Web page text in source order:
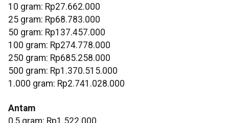
‎10 gram: Rp27.662.000
‎25 gram: Rp68.783.000
‎50 gram: Rp137.457.000
‎100 gram: Rp274.778.000
‎250 gram: Rp685.258.000
‎500 gram: Rp1.370.515.000
‎1.000 gram: Rp2.741.028.000
Antam
0,5 gram: Rp1.522.000